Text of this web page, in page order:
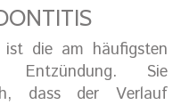
ist die am häufigsten
Sie
dass der Verlauf